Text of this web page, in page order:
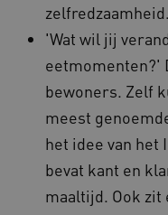
zelfredzaamheid.
'Wat wil jij
eetmomenten?'
bewoners. Zelf
meest
het idee van het
bevat kant en
maaltijd. Ook zit
__cf_bm